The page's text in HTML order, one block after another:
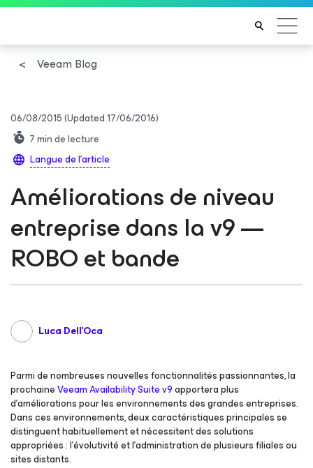
Veeam Blog
06/08/2015(Updated 17/06/2016)
7min de lecture
Langue de l'article
Améliorations de niveau
entreprise dans la v9 —
ROBO et bande
Luca Dell'Oca
Parmi de nombreuses nouvelles fonctionnalités passionnantes, la
prochaineVeeam Availability Suite v9apportera plus
d’améliorations pour les environnements des grandes entreprises.
Dans ces environnements, deux caractéristiques principales se
distinguent habituellement et nécessitent des solutions
appropriées : l’évolutivité et l’administration de plusieurs filiales ou
sites distants.